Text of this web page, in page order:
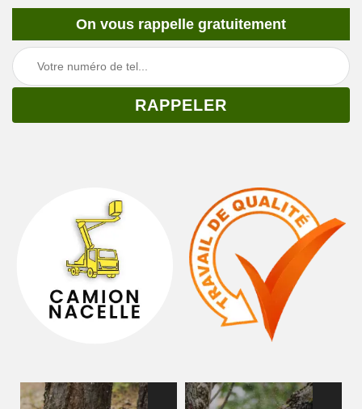
On vous rappelle gratuitement